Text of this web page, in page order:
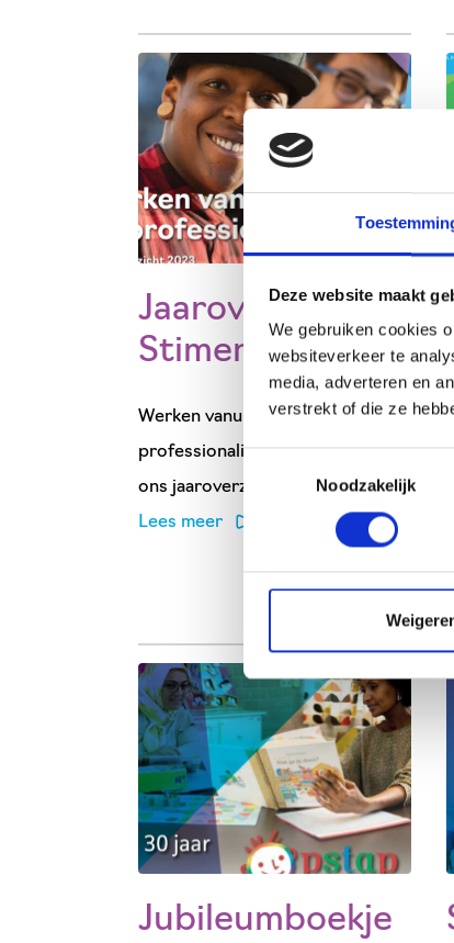
Deze website maakt
We gebruiken cookies
websiteverkeer te
media, adverteren en
verstrekt of die ze
Toestemmingsselectie
Noodzakelijk
Jaaroverzicht
Stimenz 2023
Werken vanuit passie en
professionaliteit - meer erover in
ons jaaroverzicht 2023...
Lees meer
Jubileumboekje